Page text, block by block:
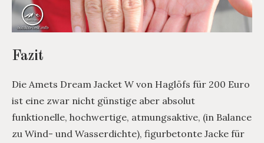
Fazit
Die Amets Dream Jacket W von Haglöfs für 200 Euro
ist eine zwar nicht günstige aber absolut
funktionelle, hochwertige, atmungsaktive, (in Balance
zu Wind- und Wasserdichte), figurbetonte Jacke für